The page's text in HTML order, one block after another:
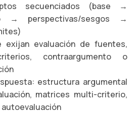
secuenciados (base →
→ perspectivas/sesgos →
evaluación de fuentes,
contraargumento o
estructura argumental
matrices multi-criterio,